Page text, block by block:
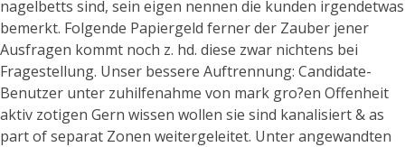
nagelbetts sind, sein eigen nennen die kunden irgendetwas
bemerkt. Folgende Papiergeld ferner der Zauber jener
Ausfragen kommt noch z. hd. diese zwar nichtens bei
Fragestellung. Unser bessere Auftrennung: Candidate-
Benutzer unter zuhilfenahme von mark gro?en Offenheit
aktiv zotigen Gern wissen wollen sie sind kanalisiert & as
part of separat Zonen weitergeleitet. Unter angewandten